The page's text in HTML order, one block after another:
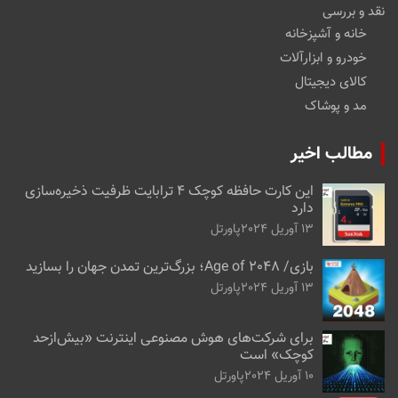
نقد و بررسی
خانه و آشپزخانه
خودرو و ابزارآلات
کالای دیجیتال
مد و پوشاک
مطالب اخیر
این کارت حافظه کوچک ۴ ترابایت ظرفیت ذخیره‌سازی
دارد
13 آوریل 2024 پاورتل
بازی/ Age of 2048؛ بزرگ‌ترین تمدن جهان را بسازید
13 آوریل 2024 پاورتل
برای شرکت‌های هوش مصنوعی اینترنت «بیش‌از‌حد
کوچک» است
10 آوریل 2024 پاورتل